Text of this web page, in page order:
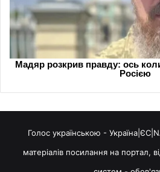
Голос українською -
матеріалів посилання на портал,